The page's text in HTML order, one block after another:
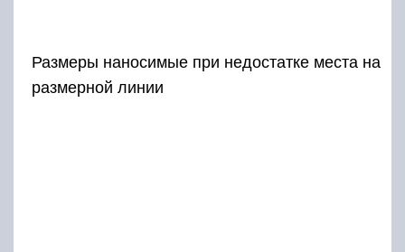
Размеры наносимые при недостатке места на
размерной линии